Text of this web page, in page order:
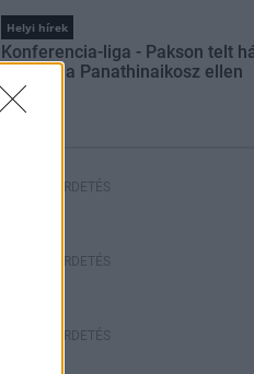
Helyi hírek
Konferencia-liga - Pakson telt
várható a Panathinaikosz ellen
HIRDETÉS
HIRDETÉS
HIRDETÉS